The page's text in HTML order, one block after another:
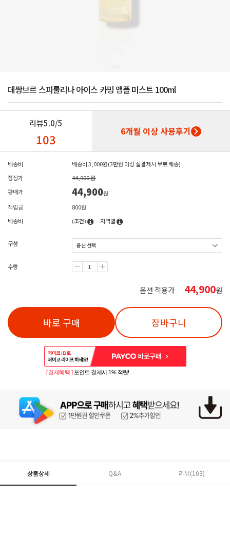
데쌍브르 스피룰리나 아이스 카밍 앰플 미스트 100ml
리뷰5.0/5
103 6개월 이상 사용후기
배송비
배송비 3,000원(3만원 이상 실결제시 무료 배송)
정상가
44,900 원
판매가
44,900원
적립금
800원
배송비
(조건) 지역별
구성
수량
옵션 적용가 44,900원
바로 구매 장바구니
[ 결제혜택 ] 포인트 결제시 1% 적립!
상품상세 Q&A 리뷰(103)